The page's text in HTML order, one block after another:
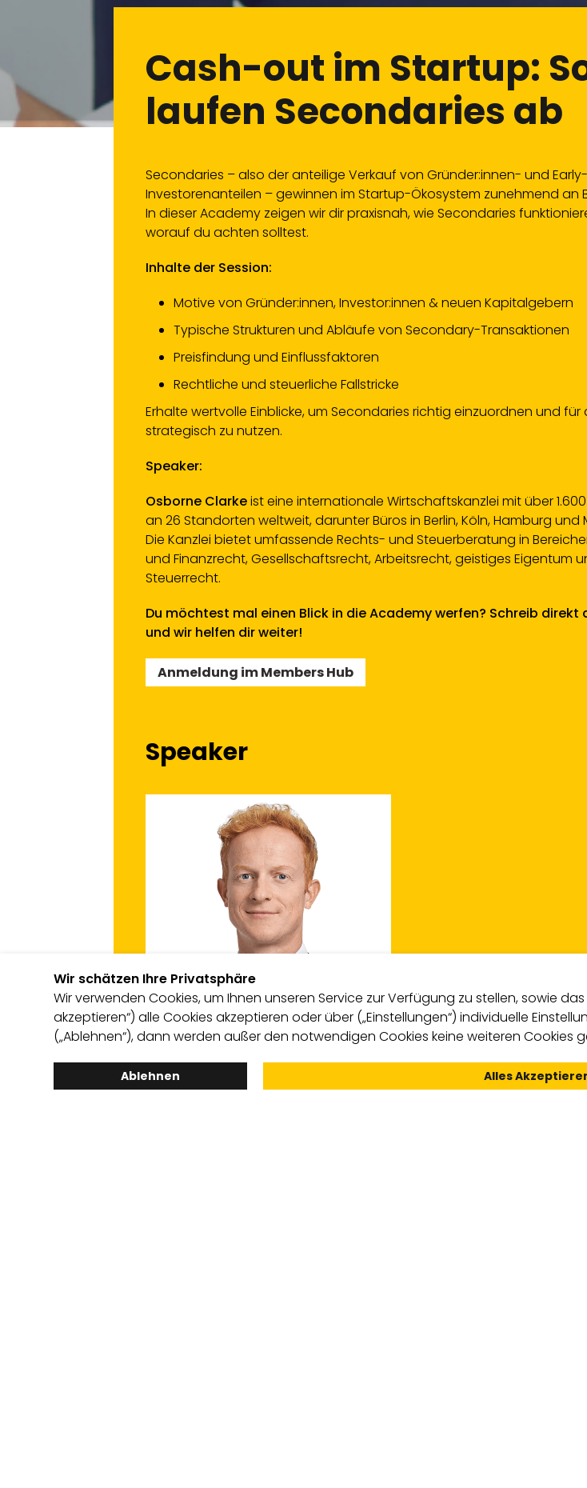
Cash-out im Startup:
laufen Secondaries ab
Secondaries – also der anteilige Verkauf von Gründer:innen- und
Investorenanteilen – gewinnen im Startup-Ökosystem zunehmend an
In dieser Academy zeigen wir dir praxisnah, wie Secondaries
worauf du achten solltest.
Inhalte der Session:
Motive von Gründer:innen, Investor:innen & neuen Kapitalgebern
Typische Strukturen und Abläufe von Secondary-Transaktionen
Preisfindung und Einflussfaktoren
Rechtliche und steuerliche Fallstricke
Erhalte wertvolle Einblicke, um Secondaries richtig einzuordnen und für
strategisch zu nutzen.
Speaker:
​Osborne Clarkeist eine internationale Wirtschaftskanzlei mit über
an 26 Standorten weltweit, darunter Büros in Berlin, Köln, Hamburg und
Die Kanzlei bietet umfassende Rechts- und Steuerberatung in
und Finanzrecht, Gesellschaftsrecht, Arbeitsrecht, geistiges Eigentum
Steuerrecht.
Du möchtest mal einen Blick in die Academy werfen? Schreib direkt
und wir helfen dir weiter!
Anmeldung im Members Hub
Speaker
Fabian Mimberg
Partner
Wir schätzen Ihre Privatsphäre
Wir verwenden Cookies, um Ihnen unseren Service zur Verfügung zu stellen, sowie
akzeptieren“) alle Cookies akzeptieren oder über („Einstellungen“) individuelle
(„Ablehnen“), dann werden außer den notwendigen Cookies keine weiteren Cookies
Ablehnen Alles